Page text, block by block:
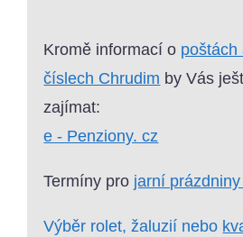
Kromě informací o poštách
číslech Chrudim by Vás
zajímat:
e - Penziony. cz
Termíny pro jarní
Výběr rolet, žaluzií nebo